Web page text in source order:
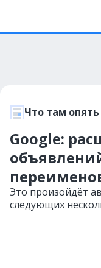
Что там опять
Google:
Это произойдёт
следующих